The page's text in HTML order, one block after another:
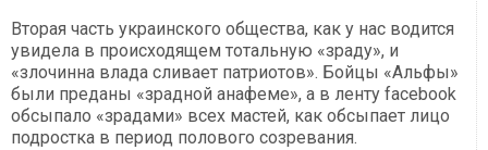
Вторая часть украинского общества, как у нас водится
увидела в происходящем тотальную «зраду», и
«злочинна влада сливает патриотов». Бойцы «Альфы»
были преданы «зрадной анафеме», а в ленту facebook
обсыпало «зрадами» всех мастей, как обсыпает лицо
подростка в период полового созревания.